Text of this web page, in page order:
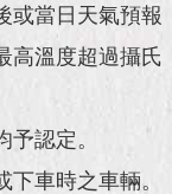
或當日天氣預報
高溫度超過攝氏
認定。
車時之車輛。